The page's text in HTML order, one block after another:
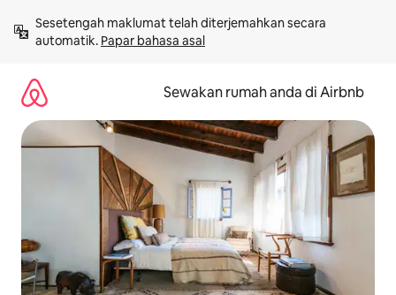
kandungan
Sesetengah maklumat telah diterjemahkan secara
automatik. Papar bahasa asal
Sewakan rumah anda di Airbnb